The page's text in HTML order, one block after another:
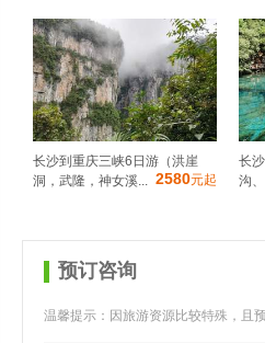
长沙到重庆三峡6日游（洪崖
洞，武隆，神女溪... 2580元起
长
沟
预订咨询
温馨提示：因旅游资源比较特殊，且